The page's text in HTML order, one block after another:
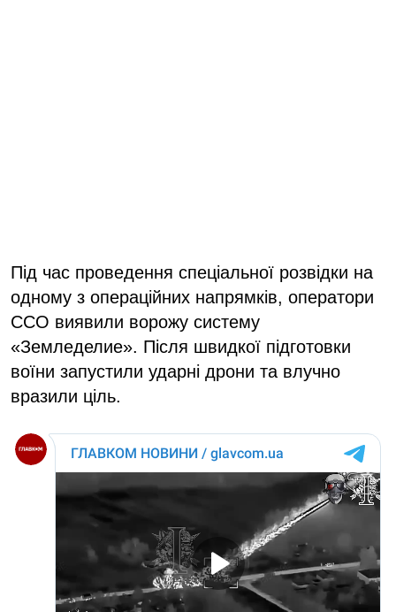
Під час проведення спеціальної розвідки на
одному з операційних напрямків, оператори
ССО виявили ворожу систему
«Земледелие». Після швидкої підготовки
воїни запустили ударні дрони та влучно
вразили ціль.